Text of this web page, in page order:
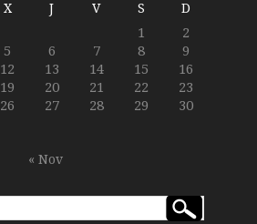
X J V S D
1
2
5 6 7 8
9
12 13 14 15
16
19 20 21 22
23
26 27 28 29
30
« Nov